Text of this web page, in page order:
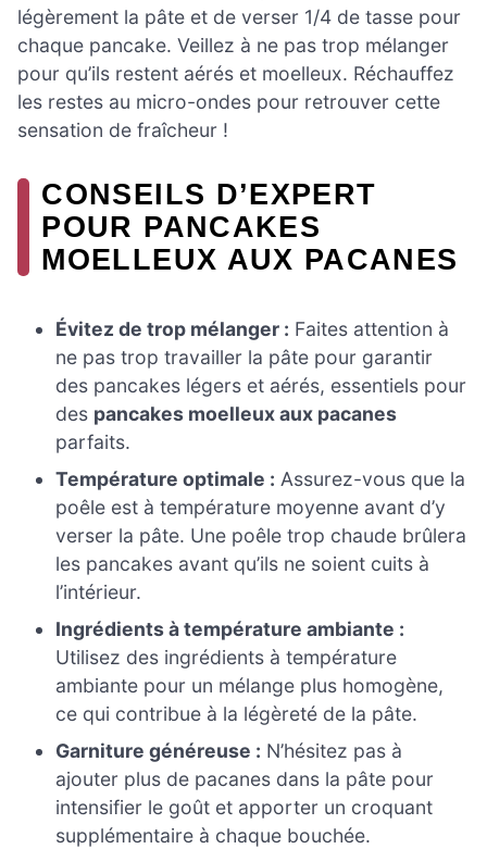
légèrement la pâte et de verser 1/4 de tasse pour
chaque pancake. Veillez à ne pas trop mélanger
pour qu’ils restent aérés et moelleux. Réchauffez
les restes au micro-ondes pour retrouver cette
sensation de fraîcheur !
CONSEILS D’EXPERT
POUR PANCAKES
MOELLEUX AUX PACANES
Évitez de trop mélanger : Faites attention à
ne pas trop travailler la pâte pour garantir
des pancakes légers et aérés, essentiels pour
des pancakes moelleux aux pacanes
parfaits.
Température optimale : Assurez-vous que la
poêle est à température moyenne avant d’y
verser la pâte. Une poêle trop chaude brûlera
les pancakes avant qu’ils ne soient cuits à
l’intérieur.
Ingrédients à température ambiante :
Utilisez des ingrédients à température
ambiante pour un mélange plus homogène,
ce qui contribue à la légèreté de la pâte.
Garniture généreuse : N’hésitez pas à
ajouter plus de pacanes dans la pâte pour
intensifier le goût et apporter un croquant
supplémentaire à chaque bouchée.